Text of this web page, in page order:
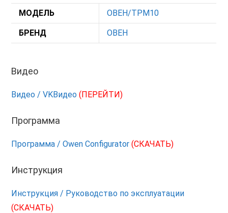
МОДЕЛЬ ОВЕН/ТРМ10
БРЕНД ОВЕН
Видео
Видео / VKВидео(ПЕРЕЙТИ)
Программа
Программа / Owen Configurator (СКАЧАТЬ)
Инструкция
Инструкция / Руководство по эксплуатации
(СКАЧАТЬ)